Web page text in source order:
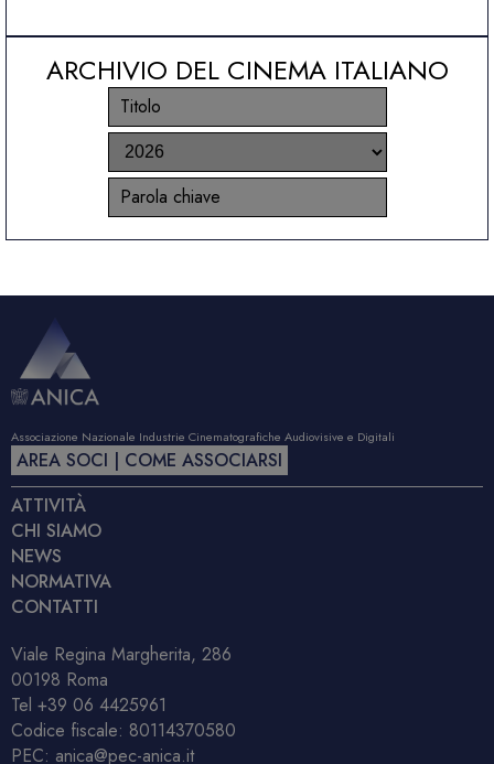
ARCHIVIO DEL CINEMA ITALIANO
Associazione Nazionale Industrie Cinematografiche Audiovisive e Digitali
AREA SOCI | COME ASSOCIARSI
ATTIVITÀ
CHI SIAMO
NEWS
NORMATIVA
CONTATTI
Viale Regina Margherita, 286
00198 Roma
Tel +39 06 4425961
Codice fiscale: 80114370580
PEC: anica@pec-anica.it